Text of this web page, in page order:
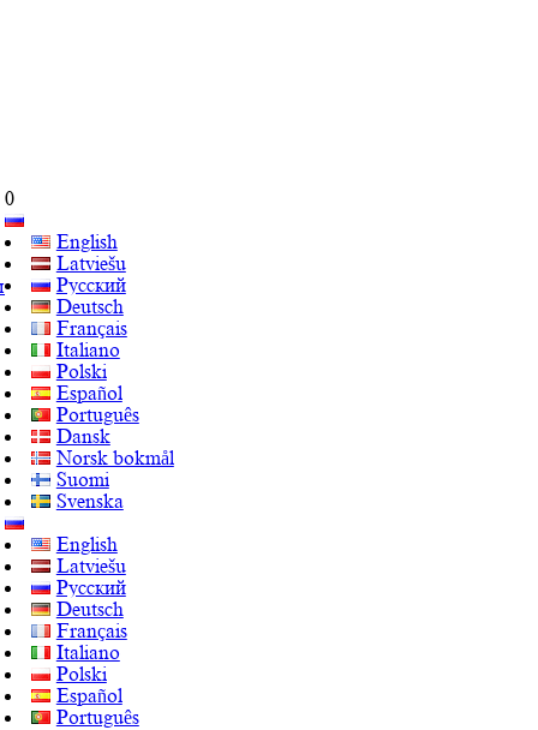
0
English
Latviešu
Русский
Deutsch
Français
Italiano
Polski
Español
Português
Dansk
Norsk bokmål
Suomi
Svenska
English
Latviešu
Русский
Deutsch
Français
Italiano
Polski
Español
Português